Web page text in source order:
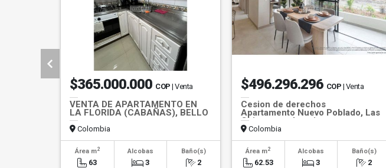
$365.000.000 COP | Venta
VENTA DE APARTAMENTO EN
LA FLORIDA (CABAÑAS), BELLO
Colombia
Área m2
63
Alcobas
3
Baño(s)
2
$496.296.296 COP | Venta
Cesion de derechos
Apartamento Nuevo Poblado, Las
Chimeneas, Itagui
Colombia
Área m2
62.53
Alcobas
3
Baño(s)
2